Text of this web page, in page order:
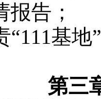
告；
“111基地
第三